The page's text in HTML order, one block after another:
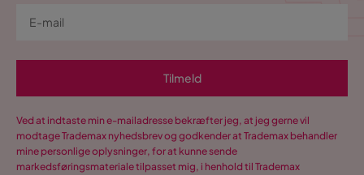
Tilmeld
Ved at indtaste min e-mailadresse bekræfter jeg, at jeg gerne vil
modtage Trademax nyhedsbrev og godkender at Trademax behandler
mine personlige oplysninger, for at kunne sende
markedsføringsmateriale tilpasset mig, i henhold til Trademax